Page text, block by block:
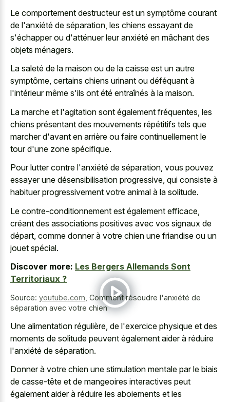
Le comportement destructeur est un symptôme courant
de l'anxiété de séparation, les chiens essayant de
s'échapper ou d'atténuer leur anxiété en mâchant des
objets ménagers.
La saleté de la maison ou de la caisse est un autre
symptôme, certains chiens urinant ou déféquant à
l'intérieur même s'ils ont été entraînés à la maison.
La marche et l'agitation sont également fréquentes, les
chiens présentant des mouvements répétitifs tels que
marcher d'avant en arrière ou faire continuellement le
tour d'une zone spécifique.
Pour lutter contre l'anxiété de séparation, vous pouvez
essayer une désensibilisation progressive, qui consiste à
habituer progressivement votre animal à la solitude.
Le contre-conditionnement est également efficace,
créant des associations positives avec vos signaux de
départ, comme donner à votre chien une friandise ou un
jouet spécial.
Discover more: Les Bergers Allemands Sont
Territoriaux ?
Source: youtube.com Comment résoudre l'anxiété de
séparation avec votre chien
Une alimentation régulière, de l'exercice physique et des
moments de solitude peuvent également aider à réduire
l'anxiété de séparation.
Donner à votre chien une stimulation mentale par le biais
de casse-tête et de mangeoires interactives peut
également aider à réduire les aboiements et les